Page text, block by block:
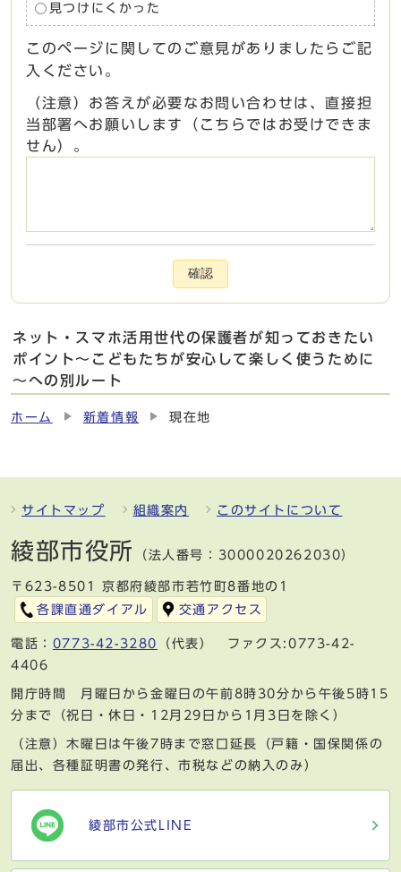
見つけにくかった
このページに関してのご意見がありましたらご記
入ください。
（注意）お答えが必要なお問い合わせは、直接担
当部署へお願いします（こちらではお受けできま
せん）。
確認
ネット・スマホ活用世代の保護者が知っておきたい
ポイント～こどもたちが安心して楽しく使うために
～への別ルート
ホーム 新着情報 現在地
サイトマップ 組織案内 このサイトについて
綾部市役所 （法人番号：3000020262030）
〒623-8501 京都府綾部市若竹町8番地の1
各課直通ダイアル
交通アクセス
電話： 0773-42-3280
（代表） ファクス:0773-42-
4406
開庁時間 月曜日から金曜日の午前8時30分から午後5時15
分まで（祝日・休日・12月29日から1月3日を除く）
（注意）木曜日は午後7時まで窓口延長（戸籍・国保関係の
届出、各種証明書の発行、市税などの納入のみ）
綾部市公式LINE